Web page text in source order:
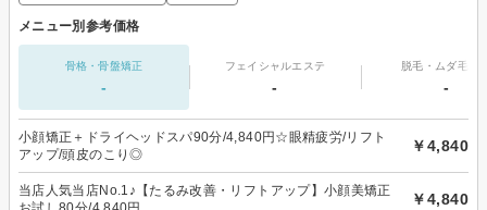
メニュー別参考価格
骨格・骨盤矯正
-
フェイシャルエステ
-
脱毛・ムダ毛処
-
小顔矯正＋ドライヘッドスパ90分/4,840円☆眼精疲労/リフト
アップ/頭皮のこり◎
￥4,840
当店人気当店No.1♪【たるみ改善・リフトアップ】小顔美矯正
￥4,840